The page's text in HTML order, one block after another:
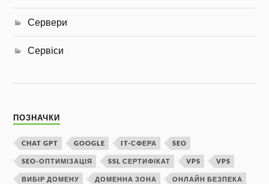
Сервери
Сервіси
ПОЗНАЧКИ
CHAT GPT GOOGLE IT-СФЕРА SEO
SEO-ОПТИМІЗАЦІЯ SSL СЕРТИФІКАТ VPS VPS
ВИБІР ДОМЕНУ ДОМЕННА ЗОНА ОНЛАЙН БЕЗПЕКА